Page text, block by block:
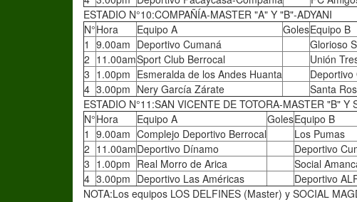
ESTADIO N°10:COMPAÑÍA-MASTER "A" Y "B"-ADYANI
N°Hora Equipo A GolesEquipo B
1 9.00am Deportivo Cumaná Glorioso
2 11.00amSport Club Berrocal Unión
3 1.00pm Esmeralda de los Andes Huanta Deportivo
4 3.00pm Nery García Zárate Santa
ESTADIO N°11:SAN VICENTE DE TOTORA-MASTER "B" Y
N°Hora Equipo A GolesEquipo B
1 9.00am Complejo Deportivo Berrocal Los Pumas
2 11.00amDeportivo Dínamo Deportivo
3 1.00pm Real Morro de Arica Social
4 3.00pm Deportivo Las Américas Deportivo
NOTA:Los equipos LOS DELFINES (Master) y SOCIAL